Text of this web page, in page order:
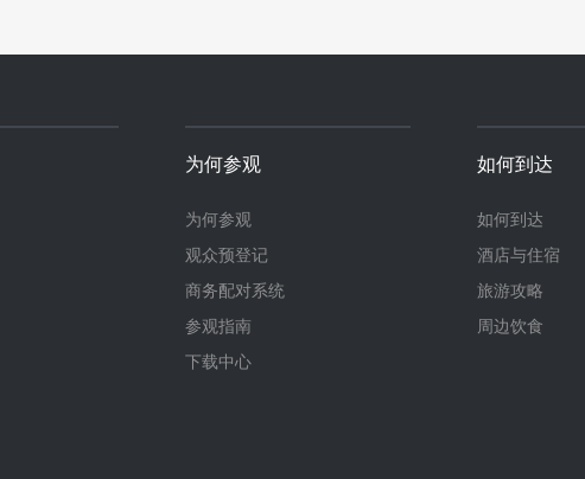
为何参观
为何参观
观众预登记
商务配对系统
参观指南
下载中心
如何到达
如何到达
酒店与住宿
旅游攻略
周边饮食